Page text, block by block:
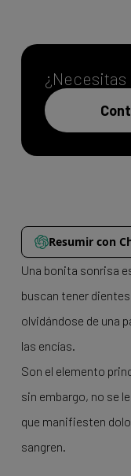
Resumir con
Una bonita sonrisa
buscan tener
olvidándose de una
las encías.
Son el elemento
sin embargo, no se
que manifiesten
sangren.